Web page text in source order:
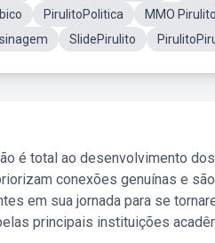
PirulitoPolitica MMO
SlidePirulito
é total ao desenvolvimento
conexões genuínas e
em sua jornada para se
principais instituições